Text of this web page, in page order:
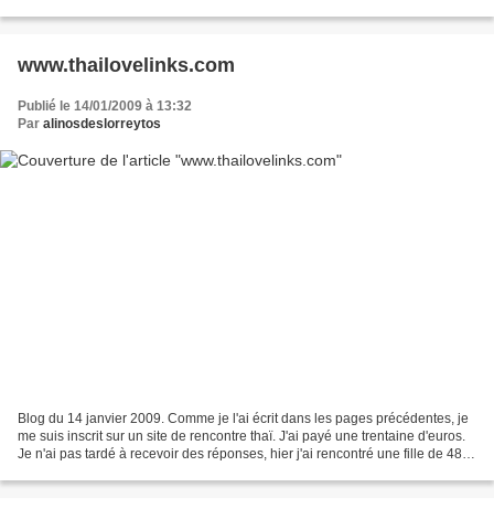
www.thailovelinks.com
Publié le 14/01/2009 à 13:32
Par alinosdeslorreytos
Blog du 14 janvier 2009. Comme je l'ai écrit dans les pages précédentes, je
me suis inscrit sur un site de rencontre thaï. J'ai payé une trentaine d'euros.
Je n'ai pas tardé à recevoir des réponses, hier j'ai rencontré une fille de 48